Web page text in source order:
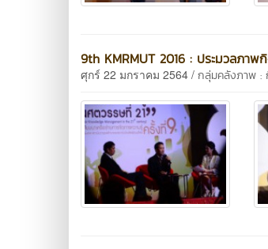
9th KMRMUT 2016 : ประมวลภาพ
ศุกร์ 22 มกราคม 2564 / กลุ่มคลังภาพ :